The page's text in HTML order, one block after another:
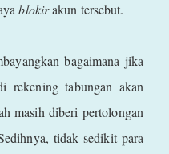
blokirakun tersebut.
bagaimana jika
rekening tabungan akan
masih diberi pertolongan
tidak sedikit para